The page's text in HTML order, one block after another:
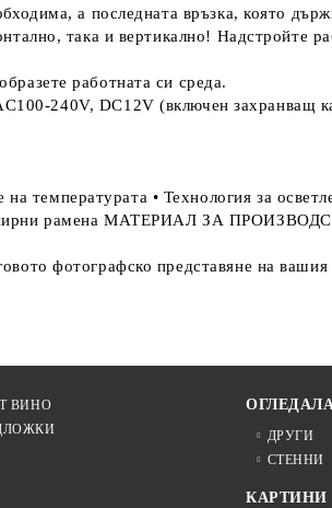
а последната връзка, която
така и вертикално! Надстройте
работната си среда.
DC12V (включен захранващ
• Технология за
рамена МАТЕРИАЛ ЗА
фотографско представяне на вашия
ВИНО
ДРУГИ
СТЕННИ
КАРТИНИ